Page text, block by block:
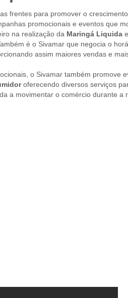
frentes para promover o
promocionais e eventos que
na realização da Maringá Liquida
é o Sivamar que negocia o
assim maiores vendas e
o Sivamar também promove
oferecendo diversos serviços
a movimentar o comércio durante a